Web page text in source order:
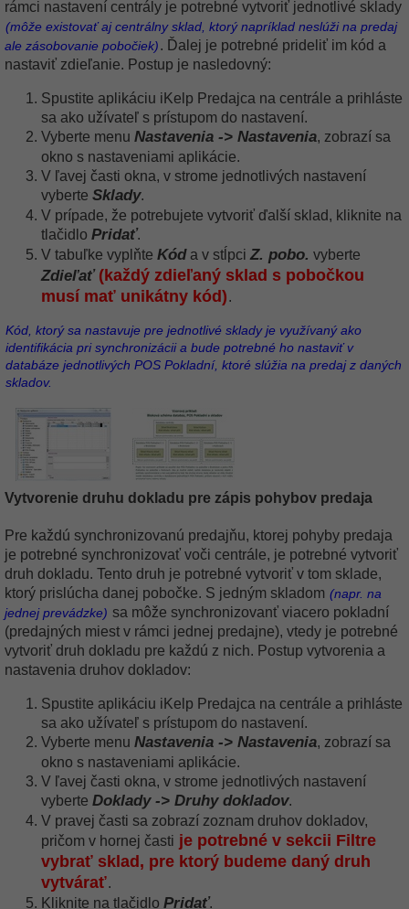
rámci nastavení centrály je potrebné vytvoriť jednotlivé sklady
(môže existovať aj centrálny sklad, ktorý napríklad neslúži na predaj
ale zásobovanie pobočiek). Ďalej je potrebné prideliť im kód a
nastaviť zdieľanie. Postup je nasledovný:
Spustite aplikáciu iKelp Predajca na centrále a prihláste
sa ako užívateľ s prístupom do nastavení.
Vyberte menu Nastavenia -> Nastavenia, zobrazí sa
okno s nastaveniami aplikácie.
V ľavej časti okna, v strome jednotlivých nastavení
vyberte Sklady.
V prípade, že potrebujete vytvoriť ďalší sklad, kliknite na
tlačidlo Pridať.
V tabuľke vyplňte Kóda v stĺpci Z. pobo. vyberte
Zdieľať (každý zdieľaný sklad s pobočkou
musí mať unikátny kód).
Kód, ktorý sa nastavuje pre jednotlivé sklady je využívaný ako
identifikácia pri synchronizácii a bude potrebné ho nastaviť v
databáze jednotlivých POS Pokladní, ktoré slúžia na predaj z daných
skladov.
Vytvorenie druhu dokladu pre zápis pohybov predaja
Pre každú synchronizovanú predajňu, ktorej pohyby predaja
je potrebné synchronizovať voči centrále, je potrebné vytvoriť
druh dokladu. Tento druh je potrebné vytvoriť v tom sklade,
ktorý prislúcha danej pobočke. S jedným skladom (napr. na
jednej prevádzke) sa môže synchronizovanť viacero pokladní
(predajných miest v rámci jednej predajne), vtedy je potrebné
vytvoriť druh dokladu pre každú z nich. Postup vytvorenia a
nastavenia druhov dokladov:
Spustite aplikáciu iKelp Predajca na centrále a prihláste
sa ako užívateľ s prístupom do nastavení.
Vyberte menu Nastavenia -> Nastavenia, zobrazí sa
okno s nastaveniami aplikácie.
V ľavej časti okna, v strome jednotlivých nastavení
vyberte Doklady -> Druhy dokladov.
V pravej časti sa zobrazí zoznam druhov dokladov,
pričom v hornej časti je potrebné v sekcii Filtre
vybrať sklad, pre ktorý budeme daný druh
vytvárať.
Kliknite na tlačidlo Pridať.